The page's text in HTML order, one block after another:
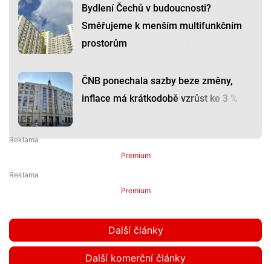
Bydlení Čechů v budoucnosti?
Směřujeme k menším multifunkčním
prostorům
ČNB ponechala sazby beze změny,
inflace má krátkodobě vzrůst ke 3 %
Premium
Premium
Další články
Další komerční články